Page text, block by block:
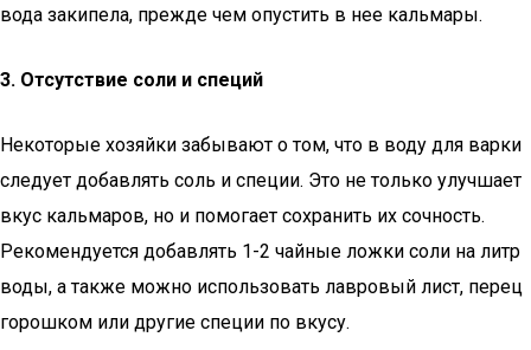
вода закипела, прежде чем опустить в нее кальмары.
3. Отсутствие соли и специй
Некоторые хозяйки забывают о том, что в воду для варки
следует добавлять соль и специи. Это не только улучшает
вкус кальмаров, но и помогает сохранить их сочность.
Рекомендуется добавлять 1-2 чайные ложки соли на литр
воды, а также можно использовать лавровый лист, перец
горошком или другие специи по вкусу.